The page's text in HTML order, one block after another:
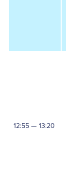
12:55 — 13:20